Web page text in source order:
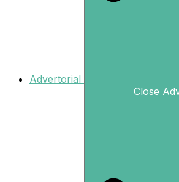
Advertorial
Close